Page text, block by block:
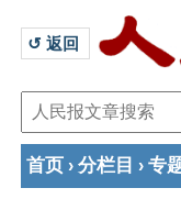
↺ 返回
首页 › 分栏目 › 专